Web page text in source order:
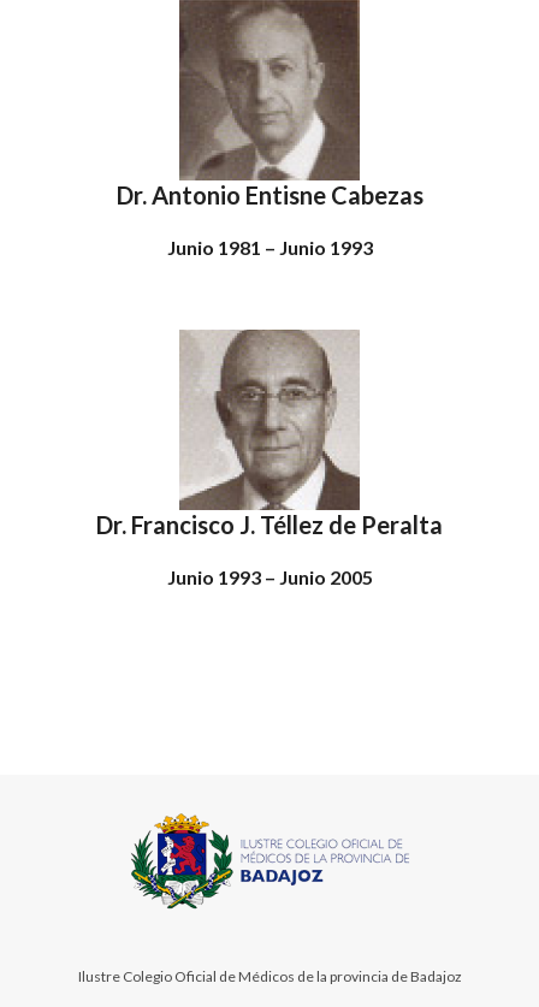
Dr. Antonio Entisne Cabezas
Junio 1981 – Junio 1993
Dr. Francisco J. Téllez de Peralta
Junio 1993 – Junio 2005
Ilustre Colegio Oficial de Médicos de la provincia de Badajoz